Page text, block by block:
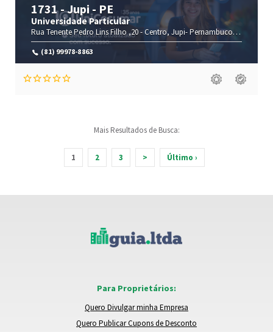
1731 - Jupi - PE
Universidade Particular
Rua Tenente Pedro Lins Filho ,20 -Centro, Jupi-Pernambuco(PE)
(81) 99978-8863
Mais Resultados de Busca:
1 2 3 > Último ›
Para Proprietários:
Quero Divulgar minha Empresa
Quero Publicar Cupons de Desconto